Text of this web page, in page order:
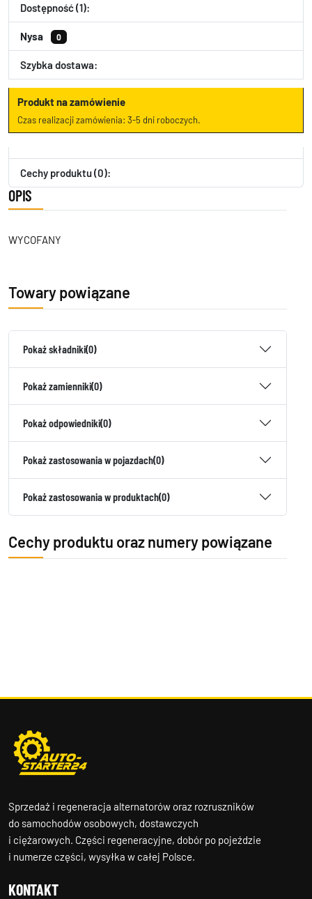
Dostępność (1):
Nysa 0
Szybka dostawa:
Produkt na zamówienie
Czas realizacji zamówienia: 3-5 dni roboczych.
Cechy produktu (0):
OPIS
WYCOFANY
Towary powiązane
Pokaż składniki(0)
Pokaż zamienniki(0)
Pokaż odpowiedniki(0)
Pokaż zastosowania w pojazdach(0)
Pokaż zastosowania w produktach(0)
Cechy produktu oraz numery powiązane
Sprzedaż i regeneracja alternatorów oraz rozruszników
do samochodów osobowych, dostawczych
i ciężarowych. Części regeneracyjne, dobór po pojeździe
i numerze części, wysyłka w całej Polsce.
KONTAKT